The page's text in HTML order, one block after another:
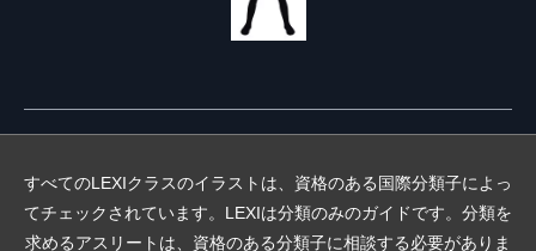
すべてのLEXIクラスのイラストは、資格のある国際分類子によっ
てチェックされています。LEXIは分類のみのガイドです。分類を
求めるアスリートは、資格のある分類子に相談する必要がありま